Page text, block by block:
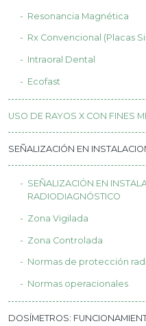
Resonancia Magnética
Rx Convencional (Placas
Intraoral Dental
Ecofast
USO DE RAYOS X CON FINES
SEÑALIZACIÓN EN
SEÑALIZACIÓN EN
RADIODIAGNÓSTICO
Zona Vigilada
Zona Controlada
Normas de protección
Normas operacionales